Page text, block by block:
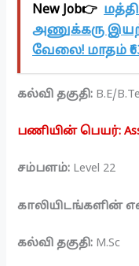
New Job👉
அணுக்கரு
வேலை! மாதம்
கல்வி தகுதி: B.E/
பணியின் பெயர்:
சம்பளம்: Level 22
காலியிடங்களின்
கல்வி தகுதி: M.Sc